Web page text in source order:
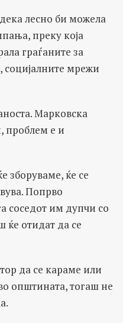
лесно би можела
преку која
граѓаните за
социјалните мрежи
Марковска
проблем е и
зборуваме, ќе се
Попрво
соседот им дупчи со
ќе отидат да се
да се караме или
општината, тогаш не